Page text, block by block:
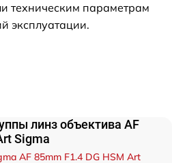
техническим параметрам
эксплуатации.
линз объектива AF
Sigma
AF 85mm F1.4 DG HSM Art